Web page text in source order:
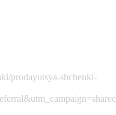
prodayutsya-shchenki-